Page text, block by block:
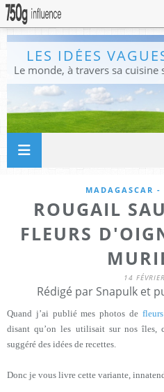
LES IDÉES
MADAGASCAR
ROUGAIL
FLEURS
14
Rédigé par Snapulk et
Quand j’ai publié mes photos de
disant qu’on les utilisait sur nos îles,
suggéré des idées de recettes.
Donc je vous livre cette variante,